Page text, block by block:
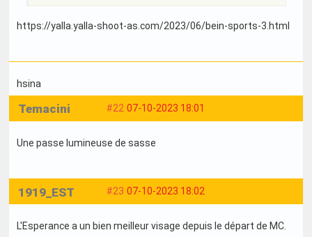
https://yalla.yalla-shoot-as.com/2023/06/bein-sports-3.html
hsina
#22 07-10-2023 18:01
Temacini
Une passe lumineuse de sasse
#23 07-10-2023 18:02
1919_EST
L'Esperance a un bien meilleur visage depuis le départ de MC.